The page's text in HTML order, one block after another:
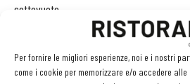
Per fornire le migliori esperienze, noi e i nostri
come i cookie per memorizzare e/o accedere
sottovuoto.
Altro punto vincente di Villa Rospigliosi è
capacità professionali. «Spesso